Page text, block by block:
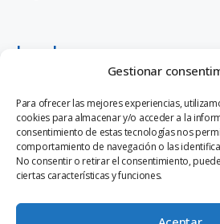
Gestionar
Para ofrecer las mejores experiencias,
cookies para almacenar y/o acceder a la
consentimiento de estas tecnologías nos
comportamiento de navegación o las
No consentir o retirar el consentimiento,
ciertas características y funciones.
Legal
Manual de Prevención de Delitos
Código de Ética y Conducta Empresarial
Canal de Denuncias Ley 20.393